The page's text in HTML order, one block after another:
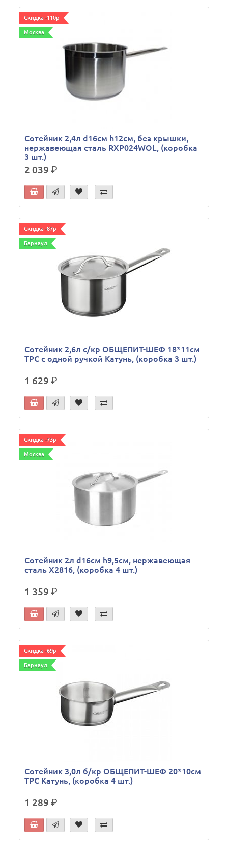
Скидка -110р
Москва
Сотейник 2,4л d16см h12см, без крышки,
нержавеющая сталь RXP024WOL, (коробка
3 шт.)
2 039р.
Скидка -87р
Барнаул
Сотейник 2,6л с/кр ОБЩЕПИТ-ШЕФ 18*11см
ТРС с одной ручкой Катунь, (коробка 3 шт.)
1 629р.
Скидка -73р
Москва
Сотейник 2л d16см h9,5см, нержавеющая
сталь X2816, (коробка 4 шт.)
1 359р.
Скидка -69р
Барнаул
Сотейник 3,0л б/кр ОБЩЕПИТ-ШЕФ 20*10см
ТРС Катунь, (коробка 4 шт.)
1 289р.